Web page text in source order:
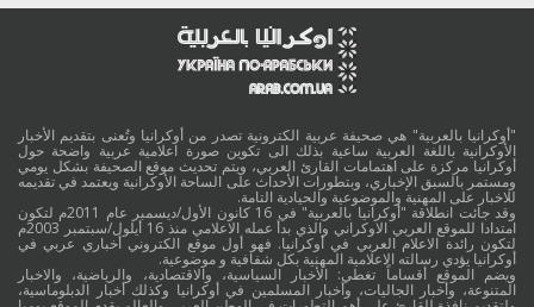
"أوكرانيا بالعربية" هي صحيفة عربية الكترونية تصدر من أوكرانيا وتُعنى بتقديم الأخبار
الأوكرانية باللغة العربية ساعية بذلك الى تكوين صورة اعلامية عربية واضحة حول
أوكرانيا مركزة على اهتمامات القارئ العربي، ويتم تحديث موقع الصحيفة بشكل يومي
ومستمر بالسبق الإخباري، وبتطورات الأحداث على الساحة الأوكرانية ويعتمد في تقديمه
للاخبار على المهنية والموضوعية والحيادية التامة.
وقد جائت انطلاقة "أوكرانيا بالعربية" في 16 كانون الأول/ديسمبر عام 2011م لتكون
امتدادا للموقع العربي الاوكراني والذي بدأ عمله الاعلامي منذ 16 أيلول/سبتمبر 2003م
لتكون رائدة الاعلام العربي في أوكرانيا. فهو أول موقع الكتروني أخباري عربي في
أوكرانيا يؤدي رسالته الاعلامية المهنية بكل شفافية و موضوعية.
ويضم الموقع أقساماً تغطي: الأخبار السياسية، والاقتصادية، والرياضية، والاخبار
المتنوعة، وأخبار الجاليات، وأخبار المسلمين في أوكرانيا وكذلك أخبار الدبلوماسية،